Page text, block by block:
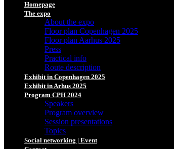
Homepage
The expo
About the expo
Floor plan Copenhagen 2025
Floor plan Aarhus 2025
Press
Practical info
Route description
Exhibit in Copenhagen 2025
Exhibit in Arhus 2025
Program CPH 2024
Speakers
Program overview
Session presentations
Topics
Social networking | Event